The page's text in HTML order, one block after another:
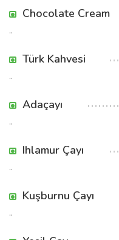
Chocolate Cream
..
Türk Kahvesi
..
Adaçayı
..
Ihlamur Çayı
..
Kuşburnu Çayı
..